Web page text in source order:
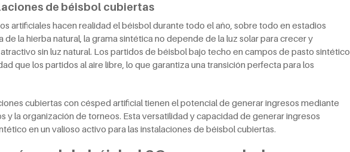
de béisbol cubiertas
artificiales hacen realidad el béisbol durante todo el año, sobre todo en estadios
de la hierba natural, la grama sintética no depende de la luz solar para crecer y
sin luz natural. Los partidos de béisbol bajo techo en campos de pasto sintético
que los partidos al aire libre, lo que garantiza una transición perfecta para los
cubiertas con césped artificial tienen el potencial de generar ingresos mediante
y la organización de torneos. Esta versatilidad y capacidad de generar ingresos
en un valioso activo para las instalaciones de béisbol cubiertas.